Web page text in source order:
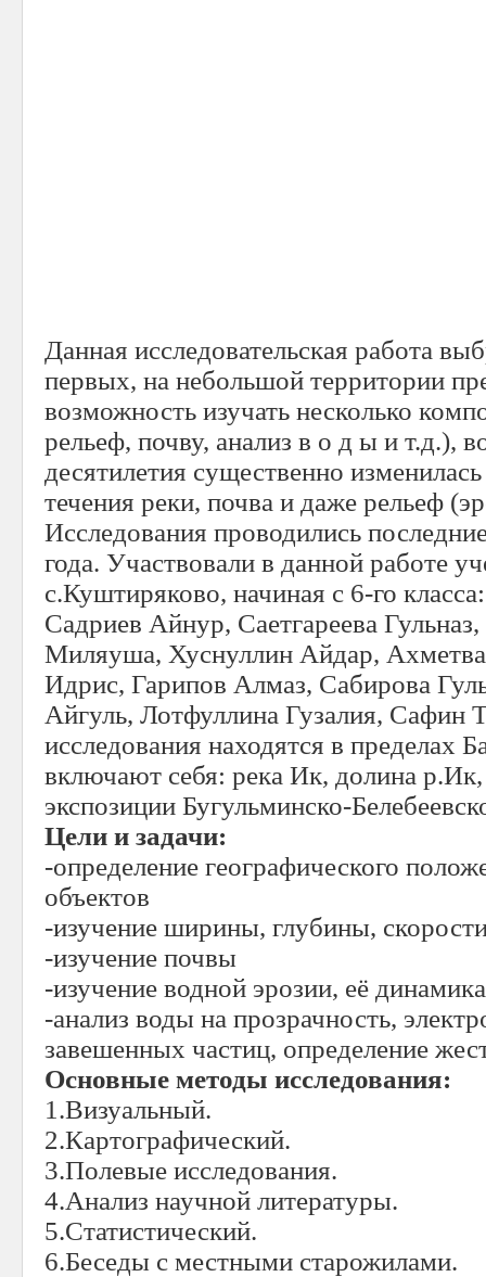
Данная исследовательская работа
первых, на небольшой территории
возможность изучать несколько
рельеф, почву, анализ в о д ы и т.д.),
десятилетия существенно
течения реки, почва и даже рельеф
Исследования проводились
года. Участвовали в данной
с.Куштиряково, начиная с 6-го
Садриев Айнур, Саетгареева
Миляуша, Хуснуллин Айдар,
Идрис, Гарипов Алмаз, Сабирова
Айгуль, Лотфуллина Гузалия, Сафин
исследования находятся в пределах
включают себя: река Ик, долина
экспозиции Бугульминско-
Цели и задачи:
-определение географического
объектов
-изучение ширины, глубины,
-изучение почвы
-изучение водной эрозии, её динамика
-анализ воды на прозрачность,
завешенных частиц, определение
Основные методы исследования:
1.Визуальный.
2.Картографический.
3.Полевые исследования.
4.Анализ научной литературы.
5.Статистический.
6.Беседы с местными старожилами.